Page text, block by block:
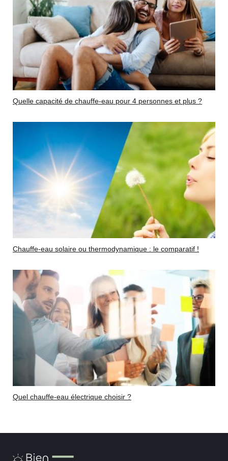
Quelle capacité de chauffe-eau pour 4 personnes et plus ?
Chauffe-eau solaire ou thermodynamique : le comparatif !
Quel chauffe-eau électrique choisir ?
Bien